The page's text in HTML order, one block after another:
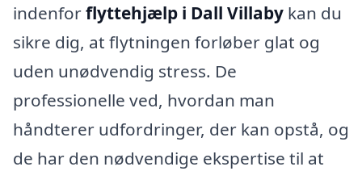
indenforflyttehjælp i Dall Villaby kan du
sikre dig, at flytningen forløber glat og
uden unødvendig stress. De
professionelle ved, hvordan man
håndterer udfordringer, der kan opstå, og
de har den nødvendige ekspertise til at